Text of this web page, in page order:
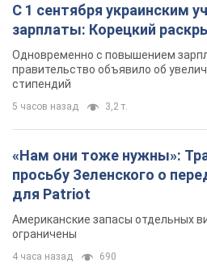
С 1 сентября украинским
зарплаты: Корецкий
Одновременно с повышением
правительство объявило об
стипендий
5 часов назад 3,2 т.
«Нам они тоже нужны»:
просьбу Зеленского о
для Patriot
Американские запасы отдельных
ограничены
4 часа назад 690